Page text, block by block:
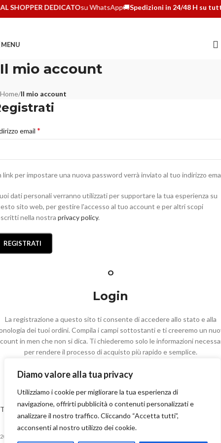
Diamo valore alla tua privacy
Utilizziamo i cookie per migliorare la tua esperienza di
navigazione, offrirti pubblicità o contenuti personalizzati e
analizzare il nostro traffico. Cliccando “Accetta tutti”,
acconsenti al nostro utilizzo dei cookie.
SHOPPER DEDICATOsu WhatsApp🚚Spedizioni in 24/48 H su
MENU
Il mio account
Home/Il mio account
email *
link per impostare una nuova password verrà inviato al tuo indirizzo
dati personali verranno utilizzati per supportare la tua esperienza su
sito web, per gestire l'accesso al tuo account e per altri scopi
nella nostra privacy policy.
REGISTRATI
O
Login
La registrazione a questo sito ti consente di accedere allo stato e alla
dei tuoi ordini. Compila i campi sottostanti e ti creeremo un
in men che non si dica. Ti chiederemo solo le informazioni
per rendere il processo di acquisto più rapido e semplice.
ACCEDI
Termini e Condizioni-Privacy Policy-Cookie Policy-Reso e restituzioni
-Spedizioni-Contatti
2023 Numero70 Boutique S.r.l. Via Medici, 268/270 – 98076 Sant’Agata Militello (ME) –